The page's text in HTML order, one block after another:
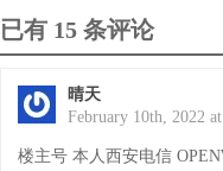
已有 15 条评论
晴天
February 10th, 2022
楼主号 本人西安电信